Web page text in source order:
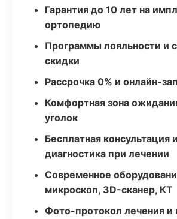
Гарантия до 10 лет на
ортопедию
Программы лояльности и
скидки
Рассрочка 0% и онлайн-
Комфортная зона
уголок
Бесплатная консультация и
диагностика при лечении
Современное
микроскоп, 3D-сканер, КТ
Фото-протокол лечения и